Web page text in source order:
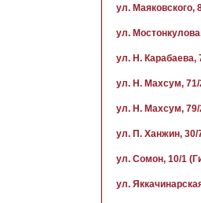
ул. Маяковского,
ул.
ул. Н. Карабаева,
ул. Н. Махсум, 71/
ул. Н. Махсум, 79/
ул. П. Ханжин, 30/
ул. Сомон, 10/1
ул.